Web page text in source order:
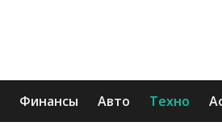
Финансы Авто Техно